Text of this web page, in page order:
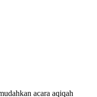
acara aqiqah